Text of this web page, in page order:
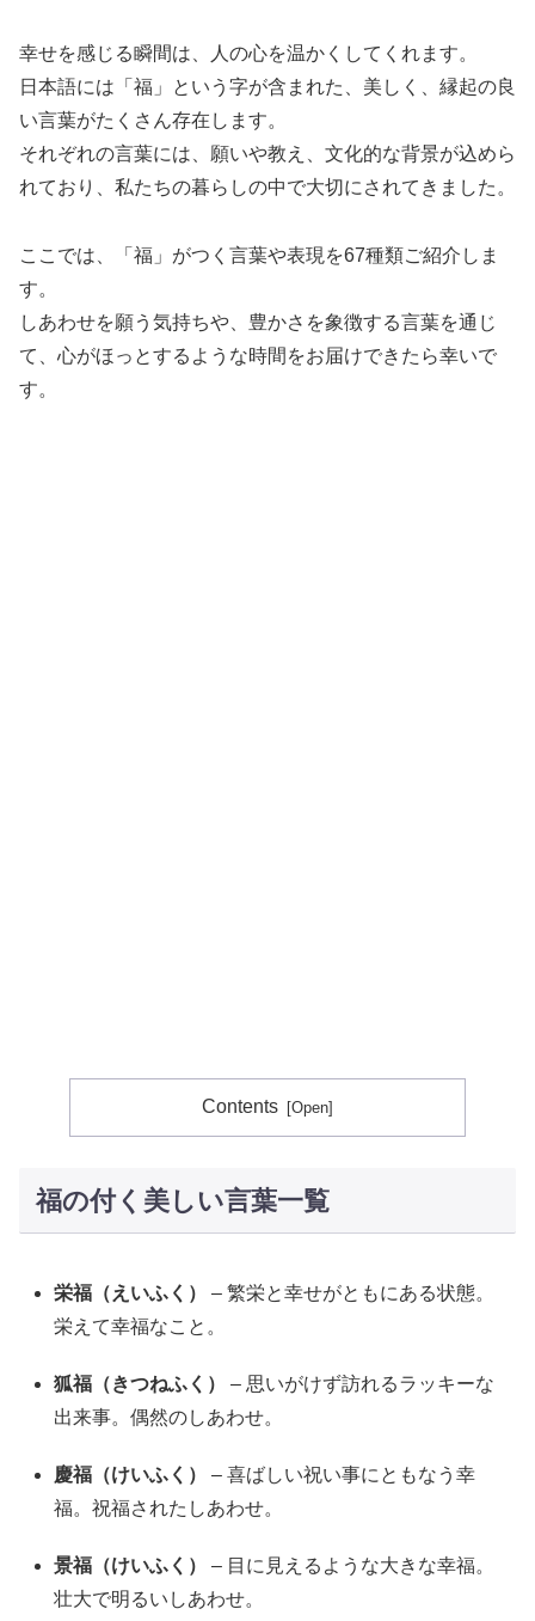
幸せを感じる瞬間は、人の心を温かくしてくれます。
日本語には「福」という字が含まれた、美しく、縁起の良
い言葉がたくさん存在します。
それぞれの言葉には、願いや教え、文化的な背景が込めら
れており、私たちの暮らしの中で大切にされてきました。
ここでは、「福」がつく言葉や表現を67種類ご紹介しま
す。
しあわせを願う気持ちや、豊かさを象徴する言葉を通じ
て、心がほっとするような時間をお届けできたら幸いで
す。
Contents
福の付く美しい言葉一覧
栄福（えいふく）
– 繁栄と幸せがともにある状態。
栄えて幸福なこと。
狐福（きつねふく）
– 思いがけず訪れるラッキーな
出来事。偶然のしあわせ。
慶福（けいふく）
– 喜ばしい祝い事にともなう幸
福。祝福されたしあわせ。
景福（けいふく）
– 目に見えるような大きな幸福。
壮大で明るいしあわせ。